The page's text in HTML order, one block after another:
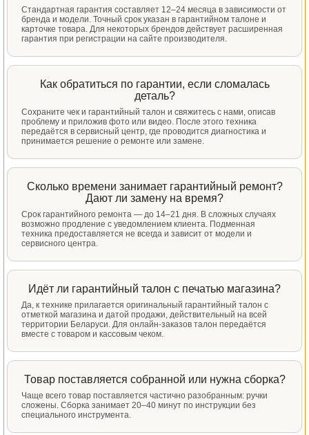
Стандартная гарантия составляет 12–24 месяца в зависимости от
бренда и модели. Точный срок указан в гарантийном талоне и
карточке товара. Для некоторых брендов действует расширенная
гарантия при регистрации на сайте производителя.
Как обратиться по гарантии, если сломалась
деталь?
Сохраните чек и гарантийный талон и свяжитесь с нами, описав
проблему и приложив фото или видео. После этого техника
передаётся в сервисный центр, где проводится диагностика и
принимается решение о ремонте или замене.
Сколько времени занимает гарантийный ремонт?
Дают ли замену на время?
Срок гарантийного ремонта — до 14–21 дня. В сложных случаях
возможно продление с уведомлением клиента. Подменная
техника предоставляется не всегда и зависит от модели и
сервисного центра.
Идёт ли гарантийный талон с печатью магазина?
Да, к технике прилагается оригинальный гарантийный талон с
отметкой магазина и датой продажи, действительный на всей
территории Беларуси. Для онлайн-заказов талон передаётся
вместе с товаром и кассовым чеком.
Товар поставляется собранной или нужна сборка?
Чаще всего товар поставляется частично разобранным: ручки
сложены. Сборка занимает 20–40 минут по инструкции без
специального инструмента.